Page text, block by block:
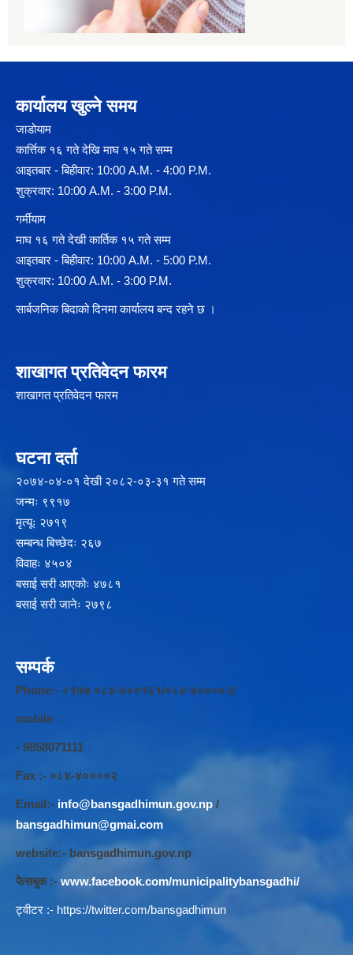
कार्यालय खुल्ने समय
जाडोयाम
कार्त्तिक १६ गते देखि माघ १५ गते सम्म
आइतबार - बिहीवार: 10:00 A.M. - 4:00 P.M.
शुक्रवार: 10:00 A.M. - 3:00 P.M.
गर्मीयाम
माघ १६ गते देखी कार्तिक १५ गते सम्म
आइतबार - बिहीवार: 10:00 A.M. - 5:00 P.M.
शुक्रवार: 10:00 A.M. - 3:00 P.M.
सार्बजनिक बिदाको दिनमा कार्यालय बन्द रहने छ ।
शाखागत प्रतिवेदन फारम
शाखागत प्रतिवेदन फारम
घटना दर्ता
२‍०७४-०४-०१ देखी २०८२-०३-३१ गते सम्म
जन्मः ९९१७
मृत्यूः २७१९
सम्बन्ध बिच्छेदः २६७
विवाहः ४५०४
बसाई सरी आएकोः ४७८१
बसाई सरी जानेः २७९८
सम्पर्क
Phone:- +९७७ ०८४-४००१६१/०८४-४००००२/
mobile :
- 9858071111
Fax :- ०८४-४००००२
Email:- info@bansgadhimun.gov.np /
bansgadhimun@gmai.com
website:- bansgadhimun.gov.np
फेसबुक :- www.facebook.com/municipalitybansgadhi/
ट्वीटर :- https://twitter.com/bansgadhimun